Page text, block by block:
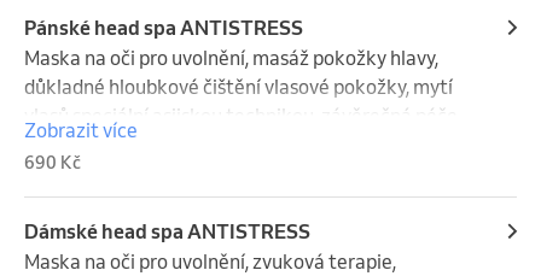
Pánské head spa ANTISTRESS
Maska na oči pro uvolnění, masáž pokožky hlavy,
důkladné hloubkové čištění vlasové pokožky, mytí
vlasů speciální asijskou technikou, závěrečná péče,
základní fénování (ne styling), nápoj v ceně
Zobrazit více
690 Kč
Dámské head spa ANTISTRESS
Maska na oči pro uvolnění, zvuková terapie,